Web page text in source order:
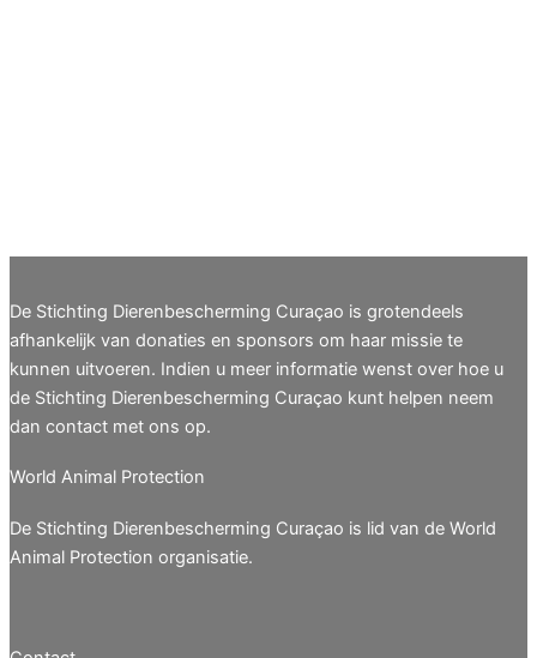
De Stichting Dierenbescherming Curaçao is grotendeels
afhankelijk van donaties en sponsors om haar missie te
kunnen uitvoeren. Indien u meer informatie wenst over hoe u
de Stichting Dierenbescherming Curaçao kunt helpen neem
dan contact met ons op.
World Animal Protection
De Stichting Dierenbescherming Curaçao is lid van de World
Animal Protection organisatie.